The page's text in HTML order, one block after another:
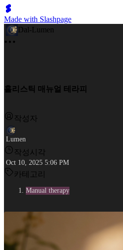
Made with Slashpage
Dal-Lumen
홀리스틱 매뉴얼 테라피
작성자
Lumen
작성시각
Oct 10, 2025 5:06 PM
카테고리
Manual therapy